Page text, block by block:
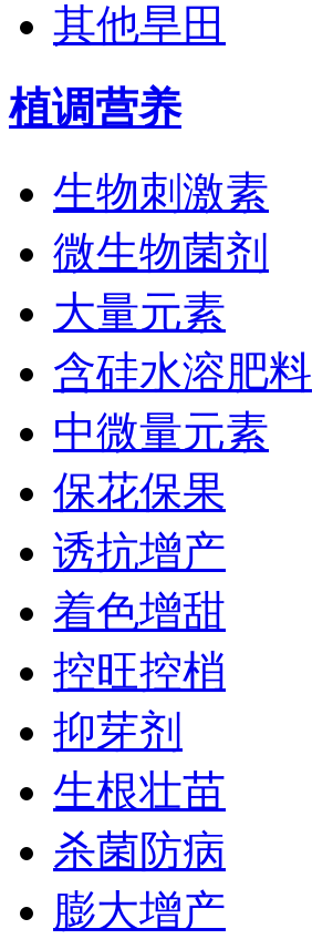
其他旱田
植调营养
生物刺激素
微生物菌剂
大量元素
含硅水溶肥料
中微量元素
保花保果
诱抗增产
着色增甜
控旺控梢
抑芽剂
生根壮苗
杀菌防病
膨大增产